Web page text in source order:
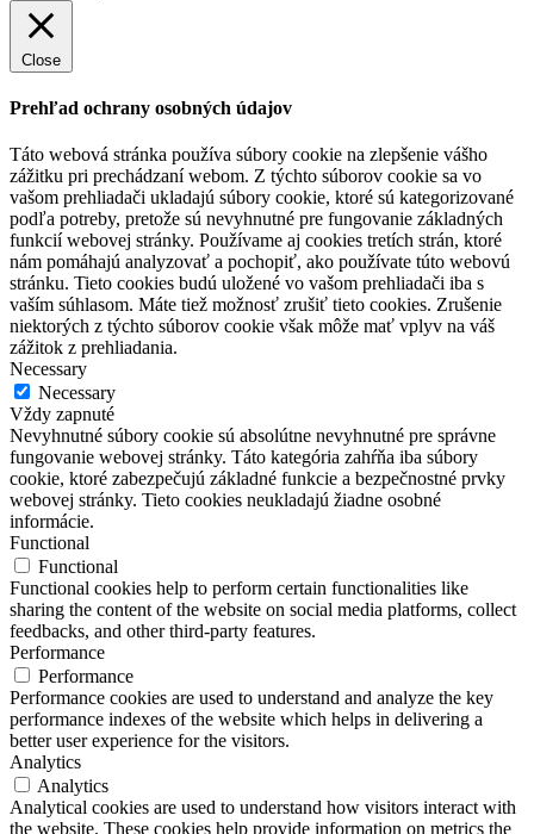
Close
Prehľad ochrany osobných údajov
Táto webová stránka používa súbory cookie na zlepšenie vášho
zážitku pri prechádzaní webom. Z týchto súborov cookie sa vo
vašom prehliadači ukladajú súbory cookie, ktoré sú kategorizované
podľa potreby, pretože sú nevyhnutné pre fungovanie základných
funkcií webovej stránky. Používame aj cookies tretích strán, ktoré
nám pomáhajú analyzovať a pochopiť, ako používate túto webovú
stránku. Tieto cookies budú uložené vo vašom prehliadači iba s
vaším súhlasom. Máte tiež možnosť zrušiť tieto cookies. Zrušenie
niektorých z týchto súborov cookie však môže mať vplyv na váš
zážitok z prehliadania.
Necessary
Necessary
Vždy zapnuté
Nevyhnutné súbory cookie sú absolútne nevyhnutné pre správne
fungovanie webovej stránky. Táto kategória zahŕňa iba súbory
cookie, ktoré zabezpečujú základné funkcie a bezpečnostné prvky
webovej stránky. Tieto cookies neukladajú žiadne osobné
informácie.
Functional
Functional
Functional cookies help to perform certain functionalities like
sharing the content of the website on social media platforms, collect
feedbacks, and other third-party features.
Performance
Performance
Performance cookies are used to understand and analyze the key
performance indexes of the website which helps in delivering a
better user experience for the visitors.
Analytics
Analytics
Analytical cookies are used to understand how visitors interact with
the website. These cookies help provide information on metrics the